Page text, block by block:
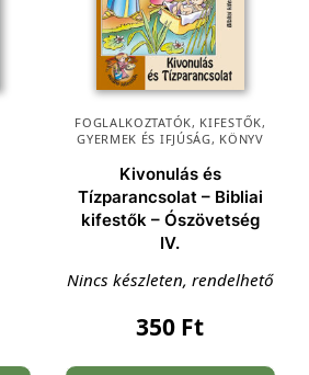
FOGLALKOZTATÓK, KIFESTŐK,
GYERMEK ÉS IFJÚSÁG, KÖNYV
Kivonulás és
Tízparancsolat – Bibliai
kifestők – Ószövetség
IV.
Nincs készleten, rendelhető
350 Ft